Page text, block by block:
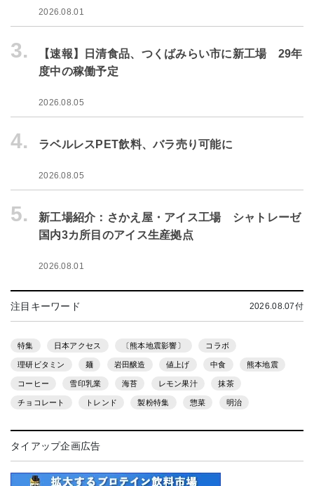
2026.08.01
3.
【速報】日清食品、つくばみらい市に新工場 29年
度中の稼働予定
2026.08.05
4. ラベルレスPET飲料、バラ売り可能に
2026.08.05
5.
新工場紹介：さかえ屋・アイス工場 シャトレーゼ
国内3カ所目のアイス生産拠点
2026.08.01
注目キーワード 2026.08.07付
特集 日本アクセス 〔熊本地震影響〕 コラボ
理研ビタミン 麺 岩田醸造 値上げ 中食 熊本地震
コーヒー 雪印乳業 海苔 レモン果汁 抹茶
チョコレート トレンド 製粉特集 惣菜 明治
タイアップ企画広告